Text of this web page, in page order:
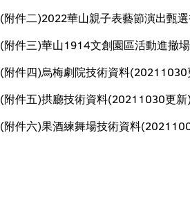
(附件二)2022華山親子表藝節演出甄
(附件三)華山1914文創園區活動進撤
(附件四)烏梅劇院技術資料(20211030
(附件五)拱廳技術資料(20211030更新)
(附件六)果酒練舞場技術資料